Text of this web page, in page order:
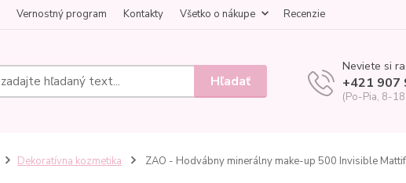
Vernostný program Kontakty Všetko o nákupe Recenzie
Hľadať
Neviete si
+421 907
(Po-Pia, 8-
Dekoratívna kozmetika ZAO - Hodvábny minerálny make-up 500 Invisible